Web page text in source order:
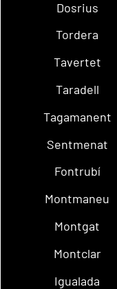
Dosrius
Tordera
Tavertet
Taradell
Tagamanent
Sentmenat
Fontrubí
Montmaneu
Montgat
Montclar
Igualada